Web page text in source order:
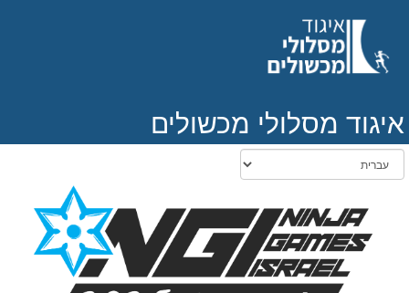
איגוד מסלולי מכשולים